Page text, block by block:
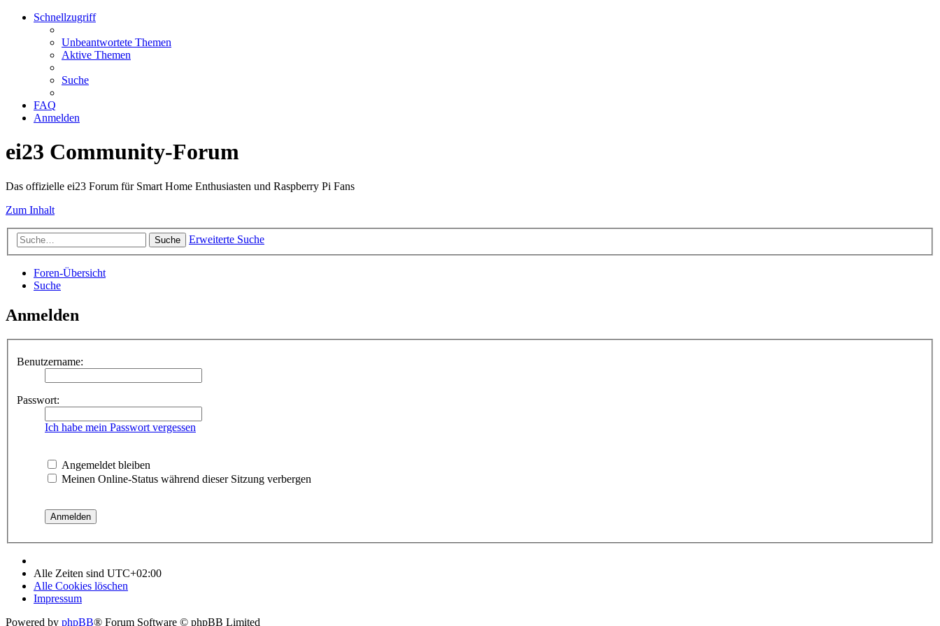
Schnellzugriff
Unbeantwortete Themen
Aktive Themen
Suche
FAQ
Anmelden
ei23 Community-Forum
Das offizielle ei23 Forum für Smart Home Enthusiasten und Raspberry Pi Fans
Zum Inhalt
Suche Erweiterte Suche
Foren-Übersicht
Suche
Anmelden
Benutzername:
Passwort:
Ich habe mein Passwort vergessen
Angemeldet bleiben
Meinen Online-Status während dieser Sitzung verbergen
Alle Zeiten sind UTC+02:00
Alle Cookies löschen
Impressum
Powered by phpBB® Forum Software © phpBB Limited